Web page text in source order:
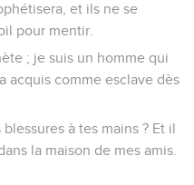
et ils ne se
pour mentir.
; je suis un homme qui
acquis comme esclave dès
à tes mains ? Et il
la maison de mes amis.